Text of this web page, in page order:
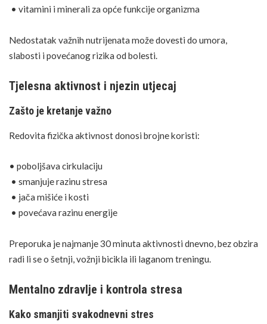
• vitamini i minerali za opće funkcije organizma
Nedostatak važnih nutrijenata može dovesti do umora,
slabosti i povećanog rizika od bolesti.
Tjelesna aktivnost i njezin utjecaj
Zašto je kretanje važno
Redovita fizička aktivnost donosi brojne koristi:
• poboljšava cirkulaciju
• smanjuje razinu stresa
• jača mišiće i kosti
• povećava razinu energije
Preporuka je najmanje 30 minuta aktivnosti dnevno, bez obzira
radi li se o šetnji, vožnji bicikla ili laganom treningu.
Mentalno zdravlje i kontrola stresa
Kako smanjiti svakodnevni stres